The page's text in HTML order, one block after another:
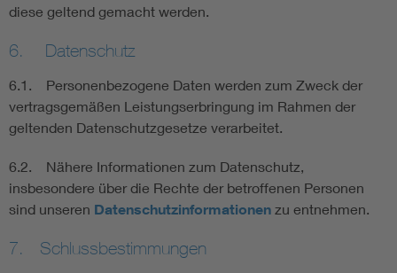
diese geltend gemacht werden.
6. Datenschutz
6.1. Personenbezogene Daten werden zum Zweck der
vertragsgemäßen Leistungserbringung im Rahmen der
geltenden Datenschutzgesetze verarbeitet.
6.2. Nähere Informationen zum Datenschutz,
insbesondere über die Rechte der betroffenen Personen
sind unseren Datenschutzinformationen zu entnehmen.
7. Schlussbestimmungen